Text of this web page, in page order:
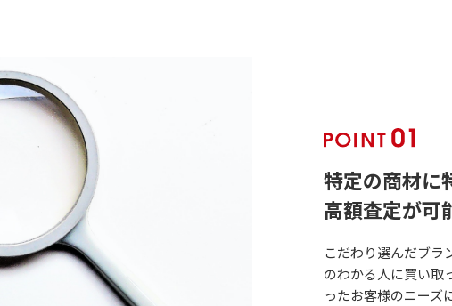
特定の商材に
高額査定が可
こだわり選んだブラ
のわかる人に買い取
ったお客様のニーズ